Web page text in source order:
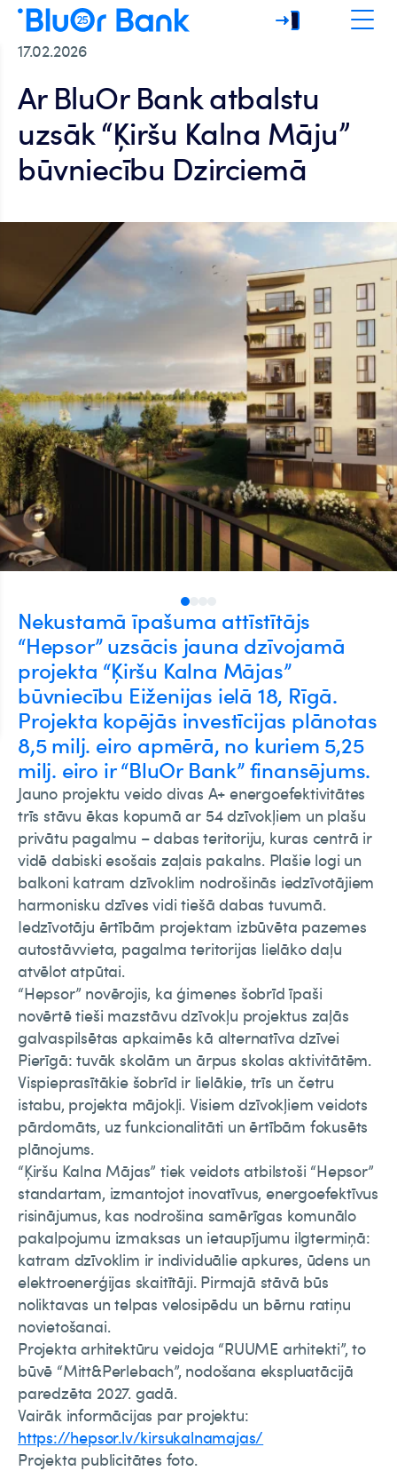
17.02.2026
Ar BluOr Bank atbalstu
uzsāk “Ķiršu Kalna Māju”
būvniecību Dzirciemā
Nekustamā īpašuma attīstītājs
“Hepsor” uzsācis jauna dzīvojamā
projekta “Ķiršu Kalna Mājas”
būvniecību Eiženijas ielā 18, Rīgā.
Projekta kopējās investīcijas plānotas
8,5 milj. eiro apmērā, no kuriem 5,25
milj. eiro ir “BluOr Bank” finansējums.
Jauno projektu veido divas A+ energoefektivitātes
trīs stāvu ēkas kopumā ar 54 dzīvokļiem un plašu
privātu pagalmu – dabas teritoriju, kuras centrā ir
vidē dabiski esošais zaļais pakalns. Plašie logi un
balkoni katram dzīvoklim nodrošinās iedzīvotājiem
harmonisku dzīves vidi tiešā dabas tuvumā.
Iedzīvotāju ērtībām projektam izbūvēta pazemes
autostāvvieta, pagalma teritorijas lielāko daļu
atvēlot atpūtai.
“Hepsor” novērojis, ka ģimenes šobrīd īpaši
novērtē tieši mazstāvu dzīvokļu projektus zaļās
galvaspilsētas apkaimēs kā alternatīva dzīvei
Pierīgā: tuvāk skolām un ārpus skolas aktivitātēm.
Vispieprasītākie šobrīd ir lielākie, trīs un četru
istabu, projekta mājokļi. Visiem dzīvokļiem veidots
pārdomāts, uz funkcionalitāti un ērtībām fokusēts
plānojums.
“Ķiršu Kalna Mājas” tiek veidots atbilstoši “Hepsor”
standartam, izmantojot inovatīvus, energoefektīvus
risinājumus, kas nodrošina samērīgas komunālo
pakalpojumu izmaksas un ietaupījumu ilgtermiņā:
katram dzīvoklim ir individuālie apkures, ūdens un
elektroenerģijas skaitītāji. Pirmajā stāvā būs
noliktavas un telpas velosipēdu un bērnu ratiņu
novietošanai.
Projekta arhitektūru veidoja “RUUME arhitekti”, to
būvē “Mitt&Perlebach”, nodošana ekspluatācijā
paredzēta 2027. gadā.
Vairāk informācijas par projektu:
https://hepsor.lv/kirsukalnamajas/
Projekta publicitātes foto.